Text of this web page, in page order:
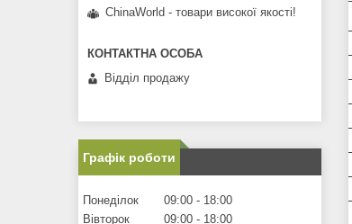
ChinaWorld - товари високої якості!
Відділ продажу
Графік роботи
Понеділок 09:00
18:00
Вівторок
09:00
18:00